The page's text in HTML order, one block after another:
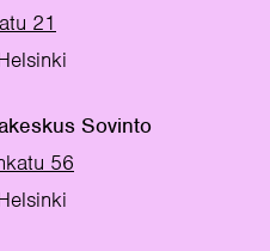
21
Sovinto
56